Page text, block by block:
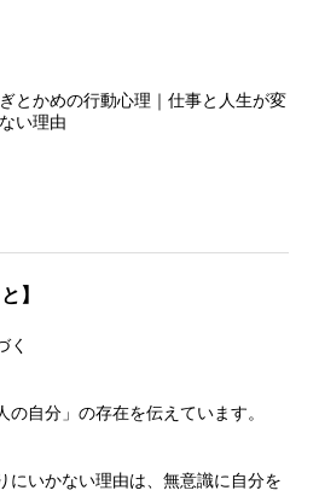
とかめの行動心理｜仕事と人生が変
い理由
】
く
の自分」の存在を伝えています。
にいかない理由は、無意識に自分を